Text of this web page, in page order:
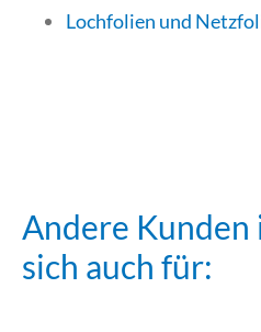
Lochfolien und
Andere
sich auch für: